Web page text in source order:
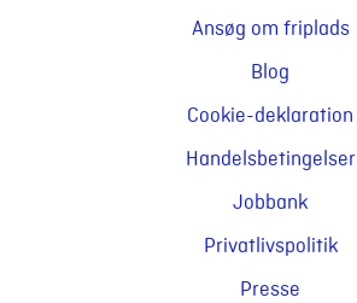
Ansøg om friplads
Blog
Cookie-deklaration
Handelsbetingelser
Jobbank
Privatlivspolitik
Presse